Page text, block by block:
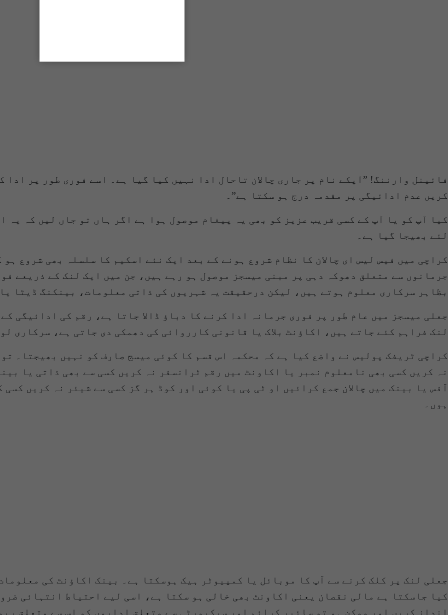
فائینل وارننگ! ”آپکے نام پر جاری چالان تاحال ادا نہیں کیا گیا ہے۔ اسے فوری طور پر
کریں عدم ادائیگی پر مقدمہ درج ہو سکتا ہے”۔
کیا آپ کو یا آپ کے کسی قریب عزیز کو بھی یہ پیغام موصول ہوا ہے اگر ہاں تو جاں لیں کہ یہ
لئے بھیجا گیا ہے۔
کراچی میں فیس لیس ای چالان کا نظام شروع ہونے کے بعد ایک نئے اسکیم کا سلسلہ بھی شروع ہو
جرمانوں سے متعلق دھوکہ دہی پر مبنی میسجز موصول ہو رہے ہیں، جن میں ایک لنک کے ذریعے
بظاہر سرکاری معلوم ہوتے ہیں، لیکن درحقیقت یہ شہریوں کی ذاتی معلومات، بینکنگ ڈیٹا
جعلی میسجز میں عام طور پر فوری جرمانہ ادا کرنے کا دباؤ ڈالا جاتا ہے، رقم کی ادائیگی
لنک فراہم کئے جاتے ہیں، اکاؤنٹ بلاک یا قانونی کارروائی کی دھمکی دی جاتی ہے، سرکاری
کراچی ٹریفک پولیس نے واضع کیا ہے کہ محکمہ اس قسم کا کوئی میسج صارف کو نہیں بھیجتا۔
نہ کریں کسی بھی نامعلوم نمبر یا اکاونٹ میں رقم ٹرانسفر نہ کریں کسی سے بھی ذاتی یا
آفس یا بینک میں چالان جمع کرائیں او ٹی پی یا کوئی اور کوڈ ہر گز کسی سے شیئر نہ کریں
ہوں۔
جعلی لنک پر کلک کرنے سے آپ کا موبائل یا کمپیوٹر ہیک ہوسکتا ہے۔ بینک اکاؤنٹ کی
کیا جاسکتا ہے مالی نقصان یعنی اکاونٹ بھی خالی ہو سکتا ہے، اسی لیے احتیاط انتہائی
انداز کریں اور ممکن ہو تو سائبر کرائم اور سیکیورٹی سے متعلق اداروں کو اس سے متعلق